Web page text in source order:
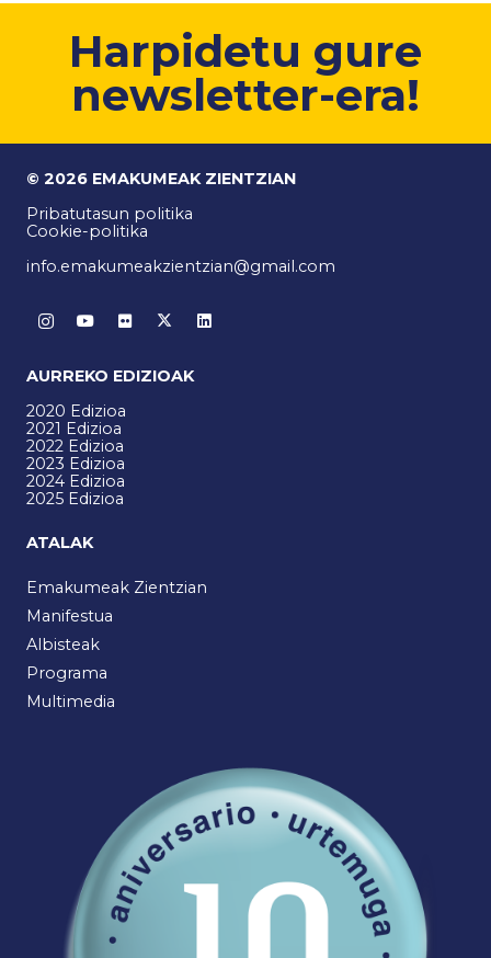
Harpidetu gure
newsletter-era!
© 2026 EMAKUMEAK ZIENTZIAN
Pribatutasun politika
Cookie-politika
info.emakumeakzientzian@gmail.com
AURREKO EDIZIOAK
2020 Edizioa
2021 Edizioa
2022 Edizioa
2023 Edizioa
2024 Edizioa
2025 Edizioa
ATALAK
Emakumeak Zientzian
Manifestua
Albisteak
Programa
Multimedia